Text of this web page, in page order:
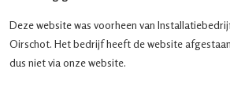
Deze website was voorheen van
Oirschot. Het bedrijf heeft de website
dus niet via onze website.